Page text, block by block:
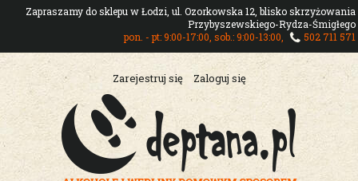
Zapraszamy do sklepu w Łodzi, ul. Ozorkowska 12, blisko skrzyżowania
Przybyszewskiego-Rydza-Śmigłego
pon. - pt: 9:00-17:00, sob.: 9:00-13:00,
502 711 571
Zarejestruj się Zaloguj się